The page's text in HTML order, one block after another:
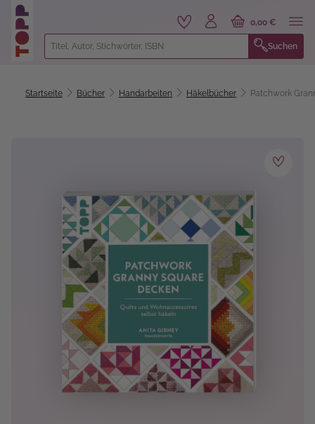
springen
Suchen
0,00 €
Startseite Bücher Handarbeiten Häkelbücher Patchwork